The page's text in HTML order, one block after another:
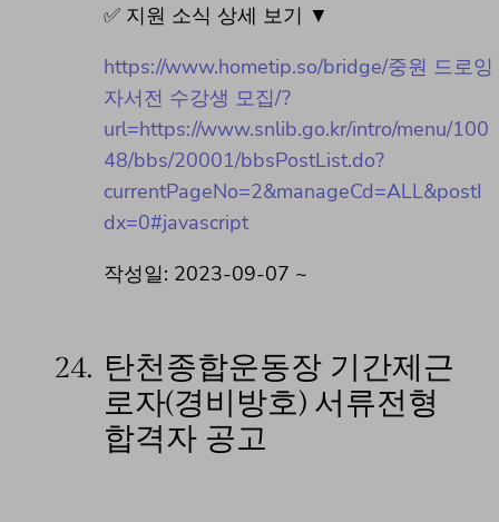
✅ 지원 소식 상세 보기 ▼
https://www.hometip.so/bridge/중원 드로잉
자서전 수강생 모집/?
url=https://www.snlib.go.kr/intro/menu/100
48/bbs/20001/bbsPostList.do?
currentPageNo=2&manageCd=ALL&postI
dx=0#javascript
작성일: 2023-09-07 ~
24. 탄천종합운동장 기간제근
로자(경비방호) 서류전형
합격자 공고